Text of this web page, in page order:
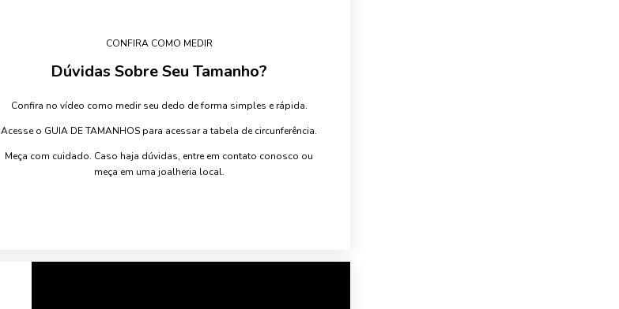
CONFIRA COMO MEDIR
Dúvidas Sobre Seu Tamanho?
Confira no vídeo como medir seu dedo de forma simples e rápida.
Acesse o GUIA DE TAMANHOS para acessar a tabela de circunferência.
Meça com cuidado. Caso haja dúvidas, entre em contato conosco ou
meça em uma joalheria local.